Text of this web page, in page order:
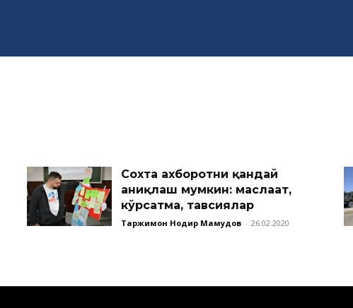
Сохта ахборотни қандай
аниқлаш мумкин: маслаҳат,
кўрсатма, тавсиялар
Таржимон Нодир Маҳмудов - 26.02.2020